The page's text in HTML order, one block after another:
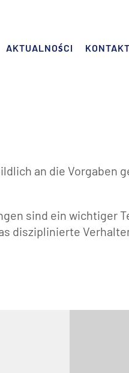
AKTUALNOŚCI KONTAKT
an die Vorgaben
sind ein wichtiger
disziplinierte